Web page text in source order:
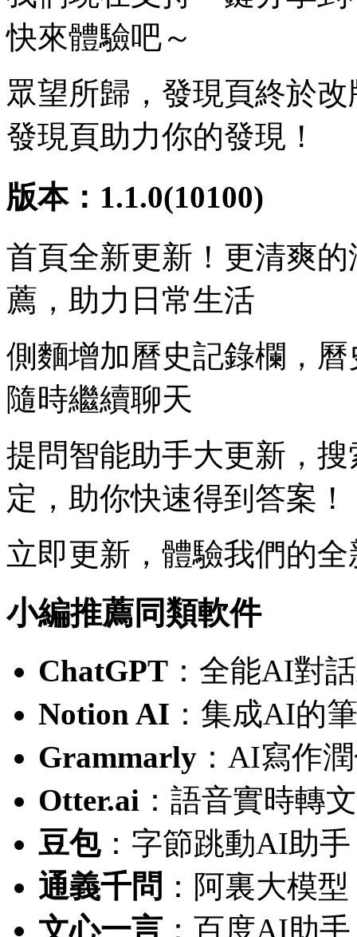
快來體驗吧～
眾望所歸，發現頁終於
發現頁助力你的發現！
版本：1.1.0(10100)
首頁全新更新！更清爽
薦，助力日常生活
側麵增加曆史記錄欄，
隨時繼續聊天
提問智能助手大更新，
定，助你快速得到答案！
立即更新，體驗我們的
小編推薦同類軟件
ChatGPT ：全能AI對
Notion AI ：集成AI的
Grammarly ：AI寫作
Otter.ai ：語音實時轉
豆包：字節跳動AI助
通義千問 ：阿裏大模
文心一言：百度AI助